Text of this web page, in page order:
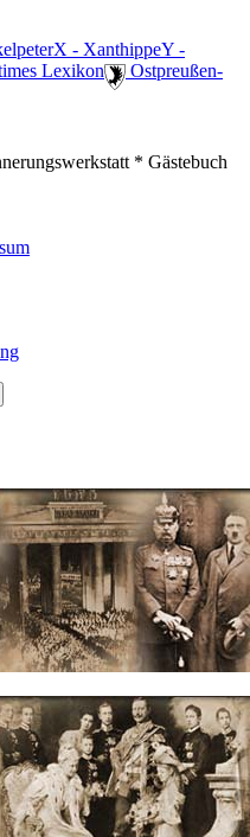
X - XanthippeY -
Lexikon
️ Ostpreußen-
* Gästebuch